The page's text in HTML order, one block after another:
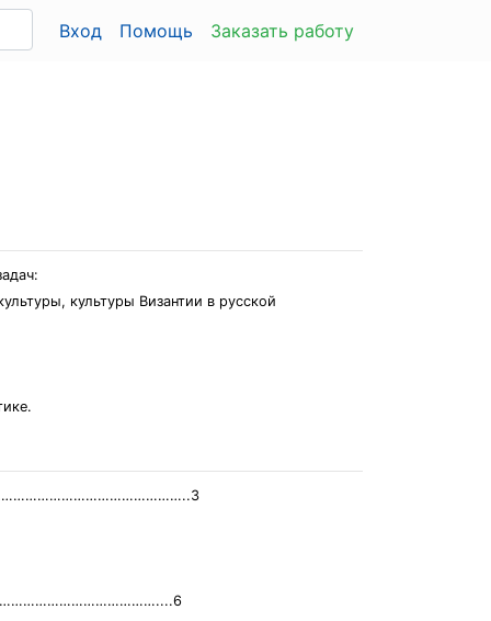
Вход Помощь Заказать работу
культуры Византии в русской